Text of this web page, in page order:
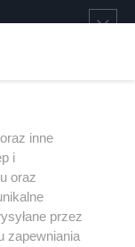
inne
i
oraz
przez
zapewniania